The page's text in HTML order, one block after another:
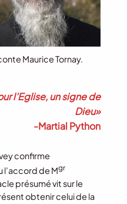
Maurice Tornay.
l’Eglise, un signe de
Dieu»
-Martial Python
confirme
l’accord de Mgr
présumé vit sur le
obtenir celui de la